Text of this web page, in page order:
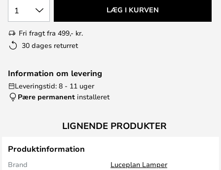
1 LÆG I KURVEN
Fri fragt fra 499,- kr.
30 dages returret
Information om levering
Leveringstid: 8 - 11 uger
Pære permanent installeret
LIGNENDE PRODUKTER
Produktinformation
Brand
Luceplan Lamper